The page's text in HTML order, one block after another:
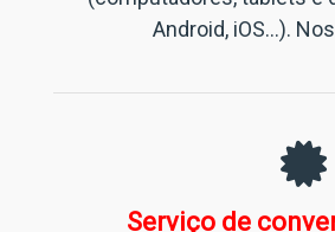
Android, iOS...).
Serviço de